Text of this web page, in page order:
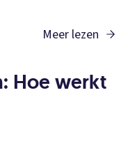
Meer lezen
Hoe werkt